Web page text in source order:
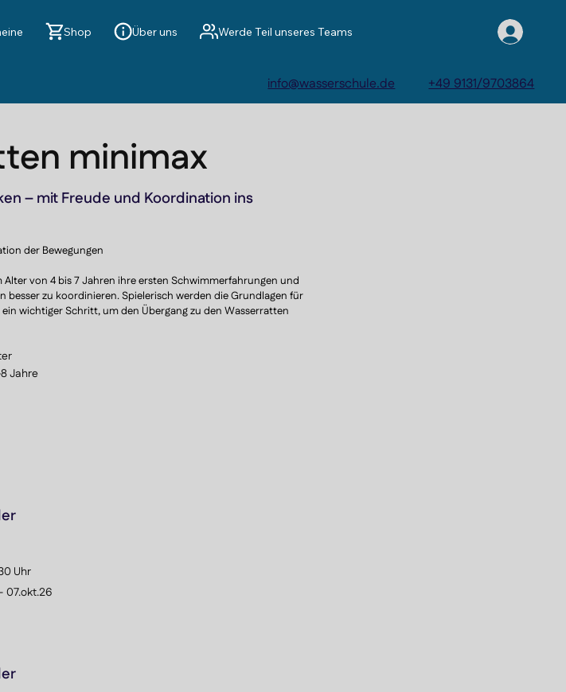
Shop Über uns Werde Teil unseres Teams
info@wasserschule.de +49 9131/9703864
minimax
– mit Freude und Koordination ins
der Bewegungen
Alter von 4 bis 7 Jahren ihre ersten Schwimmerfahrungen und
besser zu koordinieren. Spielerisch werden die Grundlagen für
wichtiger Schritt, um den Übergang zu den Wasserratten
Tauchen und Atmung entwickeln die Kinder Sicherheit,
So werden die kleinen Schwimmanfänger Schritt für
im Wasser aufbauen
Jahre
Uhr
07.okt.26